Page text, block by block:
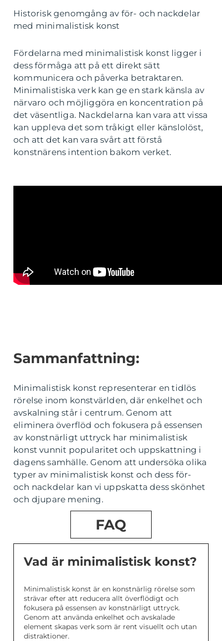
Historisk genomgång av för- och nackdelar
med minimalistisk konst
Fördelarna med minimalistisk konst ligger i
dess förmåga att på ett direkt sätt
kommunicera och påverka betraktaren.
Minimalistiska verk kan ge en stark känsla av
närvaro och möjliggöra en koncentration på
det väsentliga. Nackdelarna kan vara att vissa
kan uppleva det som tråkigt eller känslolöst,
och att det kan vara svårt att förstå
konstnärens intention bakom verket.
Sammanfattning:
Minimalistisk konst representerar en tidlös
rörelse inom konstvärlden, där enkelhet och
avskalning står i centrum. Genom att
eliminera överflöd och fokusera på essensen
av konstnärligt uttryck har minimalistisk
konst vunnit popularitet och uppskattning i
dagens samhälle. Genom att undersöka olika
typer av minimalistisk konst och dess för-
och nackdelar kan vi uppskatta dess skönhet
och djupare mening.
FAQ
Vad är minimalistisk konst?
Minimalistisk konst är en konstnärlig rörelse som
strävar efter att reducera allt överflödigt och
fokusera på essensen av konstnärligt uttryck.
Genom att använda enkelhet och avskalade
element skapas verk som är rent visuellt och utan
distraktioner.